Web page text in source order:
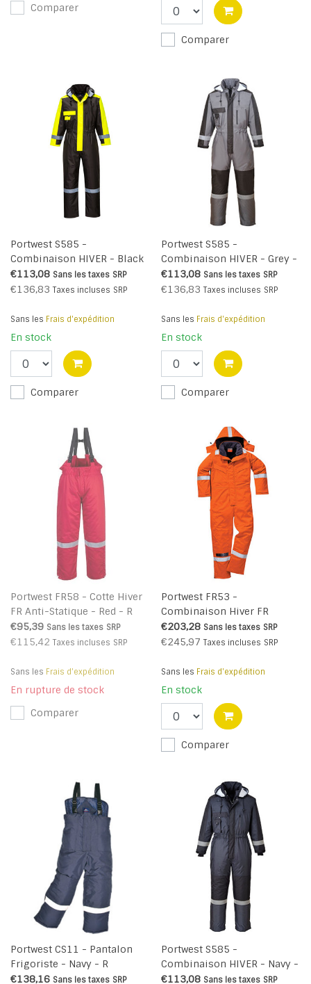
Comparer
Comparer
Portwest S585 -
Combinaison HIVER - Black
- R
€113,08 Sans les taxes SRP
€136,83 Taxes incluses SRP
Sans les Frais d'expédition
En stock
Comparer
Portwest S585 -
Combinaison HIVER - Grey -
R
€113,08 Sans les taxes SRP
€136,83 Taxes incluses SRP
Sans les Frais d'expédition
En stock
Comparer
Portwest FR58 - Cotte Hiver
FR Anti-Statique - Red - R
€95,39 Sans les taxes SRP
€115,42 Taxes incluses SRP
Sans les Frais d'expédition
En rupture de stock
Comparer
Portwest FR53 -
Combinaison Hiver FR
Antistatique - Orange - R
€203,28 Sans les taxes SRP
€245,97 Taxes incluses SRP
Sans les Frais d'expédition
En stock
Comparer
Portwest CS11 - Pantalon
Frigoriste - Navy - R
€138,16 Sans les taxes SRP
Portwest S585 -
Combinaison HIVER - Navy -
R
€113,08 Sans les taxes SRP